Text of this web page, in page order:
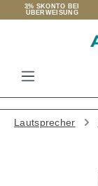
3% SKONTO BEI
ÜBERWEISUNG
Lautsprecher